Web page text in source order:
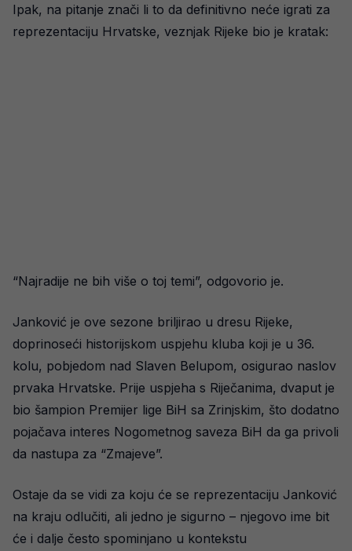
Ipak, na pitanje znači li to da definitivno neće igrati za
reprezentaciju Hrvatske, veznjak Rijeke bio je kratak:
“Najradije ne bih više o toj temi”, odgovorio je.
Janković je ove sezone briljirao u dresu Rijeke,
doprinoseći historijskom uspjehu kluba koji je u 36.
kolu, pobjedom nad Slaven Belupom, osigurao naslov
prvaka Hrvatske. Prije uspjeha s Riječanima, dvaput je
bio šampion Premijer lige BiH sa Zrinjskim, što dodatno
pojačava interes Nogometnog saveza BiH da ga privoli
da nastupa za “Zmajeve”.
Ostaje da se vidi za koju će se reprezentaciju Janković
na kraju odlučiti, ali jedno je sigurno – njegovo ime bit
će i dalje često spominjano u kontekstu